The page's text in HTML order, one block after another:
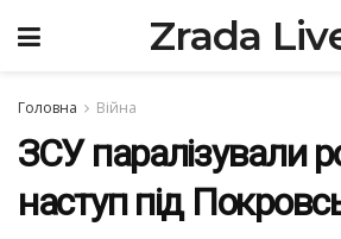
Zrada
Головна Війна
ЗСУ паралізували
наступ під